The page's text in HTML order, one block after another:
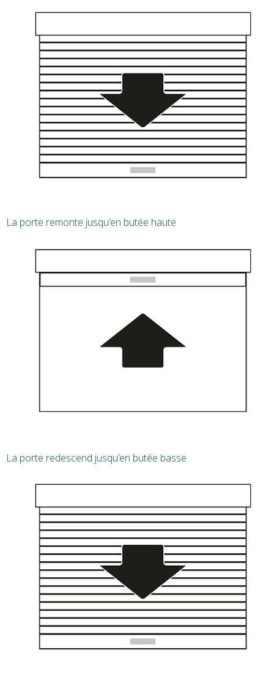
La porte remonte jusqu’en butée haute
La porte redescend jusqu’en butée basse